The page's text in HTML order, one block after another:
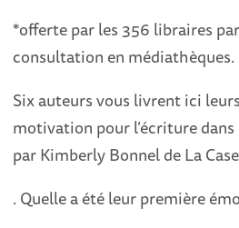
*offerte par les 356 libraires
consultation en médiathèques.
Six auteurs vous livrent ici
motivation pour l’écriture dans
par Kimberly Bonnel de La
. Quelle a été leur première